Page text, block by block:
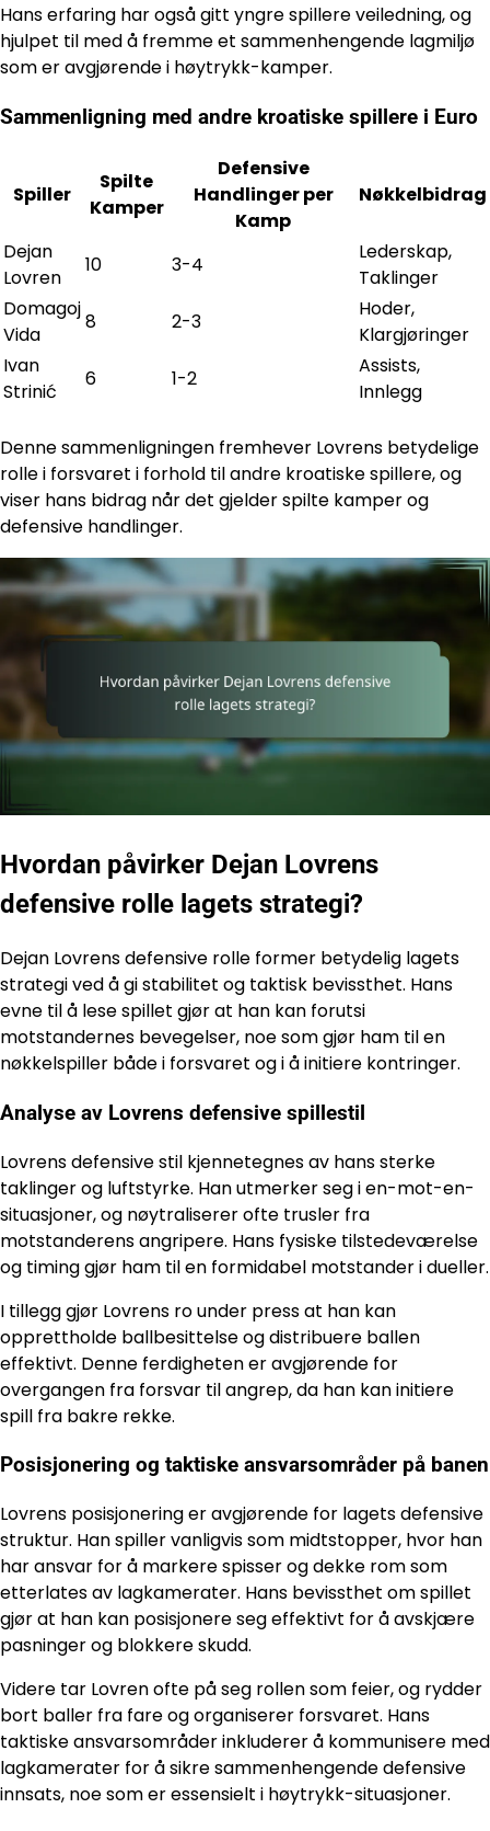
Hans erfaring har også gitt yngre spillere veiledning, og
hjulpet til med å fremme et sammenhengende lagmiljø
som er avgjørende i høytrykk-kamper.
Sammenligning med andre kroatiske spillere i Euro
Spiller
Spilte
Kamper
Defensive
Handlinger per
Kamp
Nøkkelbidrag
Dejan
Lovren
10 3-4
Lederskap,
Taklinger
Domagoj
Vida
8 2-3
Hoder,
Klargjøringer
Ivan
Strinić
6 1-2
Assists,
Innlegg
Denne sammenligningen fremhever Lovrens betydelige
rolle i forsvaret i forhold til andre kroatiske spillere, og
viser hans bidrag når det gjelder spilte kamper og
defensive handlinger.
Hvordan påvirker Dejan Lovrens
defensive rolle lagets strategi?
Dejan Lovrens defensive rolle former betydelig lagets
strategi ved å gi stabilitet og taktisk bevissthet. Hans
evne til å lese spillet gjør at han kan forutsi
motstandernes bevegelser, noe som gjør ham til en
nøkkelspiller både i forsvaret og i å initiere kontringer.
Analyse av Lovrens defensive spillestil
Lovrens defensive stil kjennetegnes av hans sterke
taklinger og luftstyrke. Han utmerker seg i en-mot-en-
situasjoner, og nøytraliserer ofte trusler fra
motstanderens angripere. Hans fysiske tilstedeværelse
og timing gjør ham til en formidabel motstander i dueller.
I tillegg gjør Lovrens ro under press at han kan
opprettholde ballbesittelse og distribuere ballen
effektivt. Denne ferdigheten er avgjørende for
overgangen fra forsvar til angrep, da han kan initiere
spill fra bakre rekke.
Posisjonering og taktiske ansvarsområder på banen
Lovrens posisjonering er avgjørende for lagets defensive
struktur. Han spiller vanligvis som midtstopper, hvor han
har ansvar for å markere spisser og dekke rom som
etterlates av lagkamerater. Hans bevissthet om spillet
gjør at han kan posisjonere seg effektivt for å avskjære
pasninger og blokkere skudd.
Videre tar Lovren ofte på seg rollen som feier, og rydder
bort baller fra fare og organiserer forsvaret. Hans
taktiske ansvarsområder inkluderer å kommunisere med
lagkamerater for å sikre sammenhengende defensive
innsats, noe som er essensielt i høytrykk-situasjoner.